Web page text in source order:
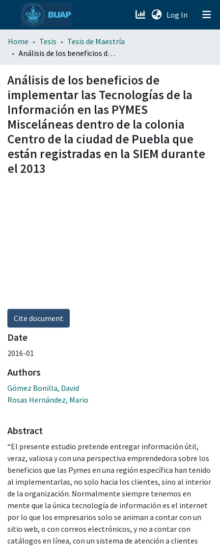
Log In (current)
menu.section.about_menu
Home Tesis
Tesis de Maestría
Análisis de los beneficios de implementar las Tecnologías de la Información en las PYMES Misceláneas dentro de la colonia Centro de la ciudad de Puebla que están registradas en la SIEM durante el 2013
Análisis de los beneficios de
implementar las Tecnologías de la
Información en las PYMES
Misceláneas dentro de la colonia
Centro de la ciudad de Puebla que
están registradas en la SIEM durante
el 2013
Cite document
Date
2016-01
Authors
Gómez Bonilla, David
Rosas Hernández, Mario
Abstract
“El presente estudio pretende entregar información útil,
veraz, valiosa y con una perspectiva emprendedora sobre los
beneficios que las Pymes en una región específica han tenido
al implementarlas, no solo hacia los clientes, sino al interior
de la organización. Normalmente siempre tenemos en
mente que la única tecnología de información es el internet
por lo que los empresarios solo se animan a contar con un
sitio web, o con correos electrónicos, y no a contar con
catálogos en línea, con un sistema de atención a clientes